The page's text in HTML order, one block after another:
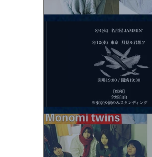
2026.08.12 |【観覧】田澤孝介 ソロワンマン